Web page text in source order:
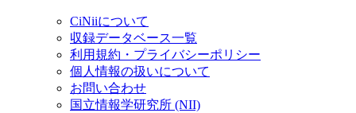
CiNiiについて
収録データベース一覧
利用規約・プライバシーポリシー
個人情報の扱いについて
お問い合わせ
国立情報学研究所 (NII)